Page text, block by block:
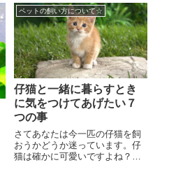
トとしてかわいがられ...
ペットの飼い方について☆
仔猫と一緒に暮らすとき
に気をつけてあげたい７
つの事
さてあなたは今一匹の仔猫を飼
おうかどうか迷っています。仔
猫は確かに可愛いですよね？ま